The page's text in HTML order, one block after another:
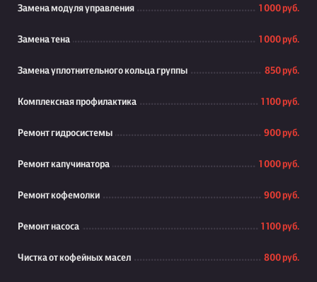
Замена модуля управления 1 000 руб.
Замена тена 1 000 руб.
Замена уплотнительного кольца группы 850 руб.
Комплексная профилактика 1 100 руб.
Ремонт гидросистемы 900 руб.
Ремонт капучинатора 1 000 руб.
Ремонт кофемолки 900 руб.
Ремонт насоса 1 100 руб.
Чистка от кофейных масел 800 руб.